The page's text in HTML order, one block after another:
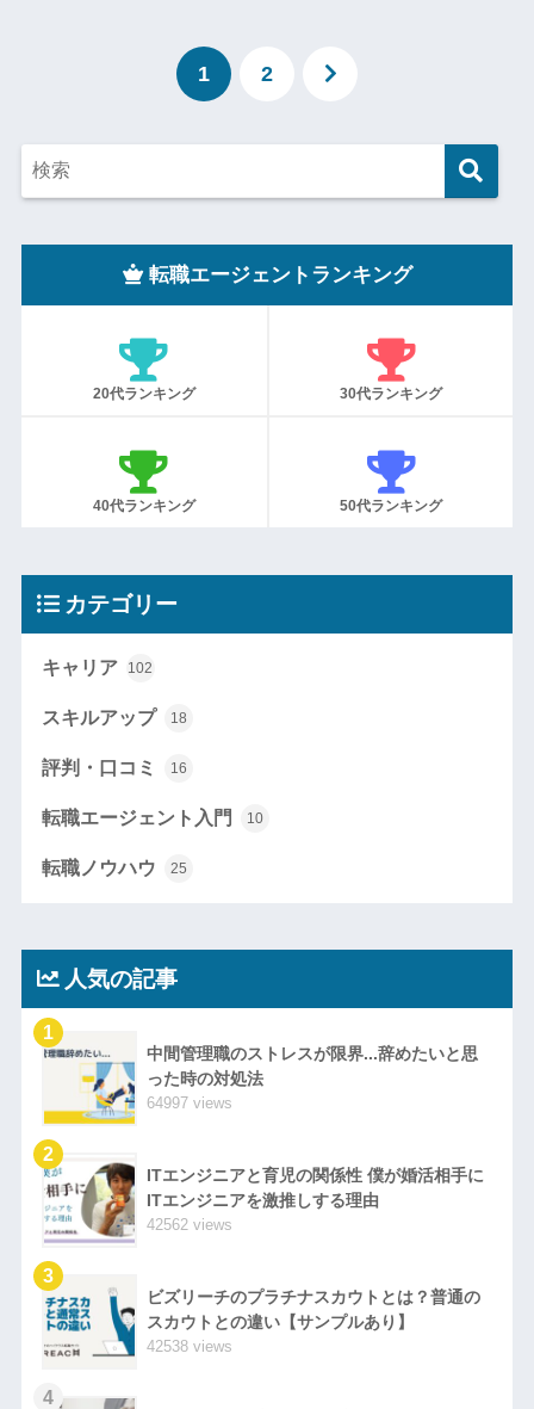
1 2
転職エージェントランキング
20代ランキング 30代ランキング
40代ランキング 50代ランキング
カテゴリー
キャリア 102
スキルアップ 18
評判・口コミ 16
転職エージェント入門 10
転職ノウハウ 25
人気の記事
1
中間管理職のストレスが限界...辞めたいと思
った時の対処法
64997 views
2
ITエンジニアと育児の関係性 僕が婚活相手に
ITエンジニアを激推しする理由
42562 views
3
ビズリーチのプラチナスカウトとは？普通の
スカウトとの違い【サンプルあり】
42538 views
4